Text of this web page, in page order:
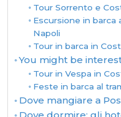
Tour Sorrento e
Escursione in barca
Napoli
Tour in barca in
You might be
Tour in Vespa in
Feste in barca al
Dove mangiare a